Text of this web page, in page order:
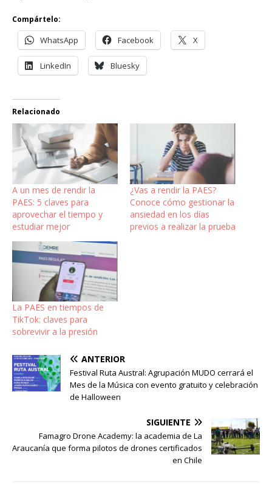
Compártelo:
WhatsApp Facebook X
LinkedIn Bluesky
Relacionado
A un mes de rendir la
PAES: 5 claves para
aprovechar el tiempo y
estudiar mejor
¿Vas a rendir la PAES?
Conoce cómo gestionar la
ansiedad en los días
previos a realizar la prueba
La PAES en tiempos de
TikTok: claves para
sobrevivir a la presión
ANTERIOR
Festival Ruta Austral: Agrupación MUDO cerrará el
Mes de la Música con evento gratuito y celebración
de Halloween
SIGUIENTE
Famagro Drone Academy: la academia de La
Araucanía que forma pilotos de drones certificados
en Chile